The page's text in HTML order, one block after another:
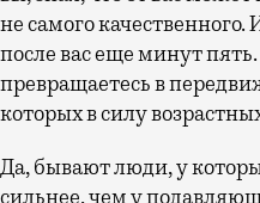
не самого
после вас еще минут
превращаетесь в
которых в силу
Да, бывают люди, у
сильнее, чем у